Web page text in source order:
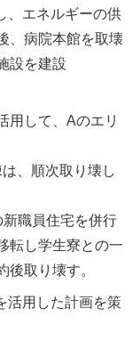
、エネルギーの供
、病院本館を取壊
設を建設
用して、Aのエリ
、順次取り壊し
新職員住宅を併行
転し学生寮との一
後取り壊す。
活用した計画を策